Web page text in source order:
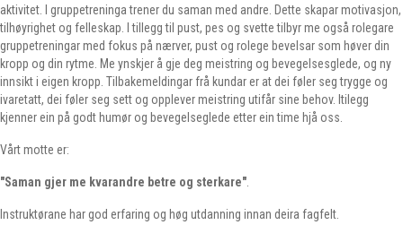
aktivitet. I gruppetreninga trener du saman med andre. Dette skapar motivasjon,
tilhøyrighet og felleskap. I tillegg til pust, pes og svette tilbyr me også rolegare
gruppetreningar med fokus på nærver, pust og rolege bevelsar som høver din
kropp og din rytme. Me ynskjer å gje deg meistring og bevegelsesglede, og ny
innsikt i eigen kropp. Tilbakemeldingar frå kundar er at dei føler seg trygge og
ivaretatt, dei føler seg sett og opplever meistring utifår sine behov. Itilegg
kjenner ein på godt humør og bevegelseglede etter ein time hjå oss.
Vårt motte er:
"Saman gjer me kvarandre betre og sterkare"
Instruktørane har god erfaring og høg utdanning innan deira fagfelt.